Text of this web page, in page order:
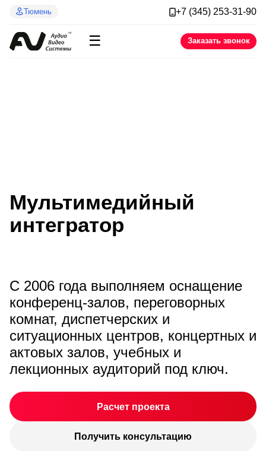
Тюмень +7 (345) 253-31-90
☰ Заказать звонок
Мульти­медийный
интегратор
С 2006 года выполняем оснащение
конференц-залов, переговорных
комнат, диспетчерских и
ситуационных центров, концертных и
актовых залов, учебных и
лекционных аудиторий под ключ.
Расчет проекта
Получить консультацию